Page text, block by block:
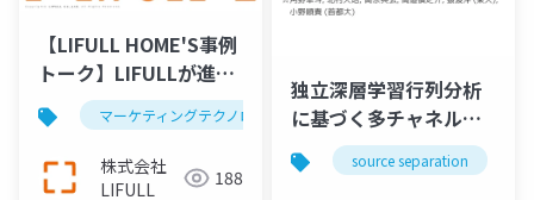
【LIFULL HOME'S事例
トーク】LIFULLが進め
るデータドリブンマー
ケティング～WEB/店
舗/LINE・・多チャネル
サービス展開に必要な
マーケティングテクノロジー one to oneマーケティング
株式会社
LIFULL
188
独立深層学習行列分析
に基づく多チャネル音
源分離（Multichannel
audio source
source separation